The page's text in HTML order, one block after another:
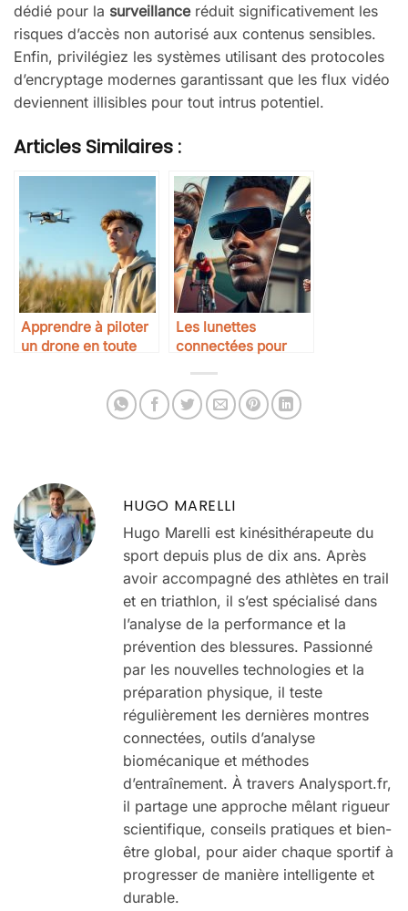
dédié pour la surveillanceréduit significativement les
risques d’accès non autorisé aux contenus sensibles.
Enfin, privilégiez les systèmes utilisant des protocoles
d’encryptage modernes garantissant que les flux vidéo
deviennent illisibles pour tout intrus potentiel.
Articles Similaires :
Apprendre à piloter
un drone en toute
Les lunettes
connectées pour
HUGO MARELLI
Hugo Marelli est kinésithérapeute du
sport depuis plus de dix ans. Après
avoir accompagné des athlètes en trail
et en triathlon, il s’est spécialisé dans
l’analyse de la performance et la
prévention des blessures. Passionné
par les nouvelles technologies et la
préparation physique, il teste
régulièrement les dernières montres
connectées, outils d’analyse
biomécanique et méthodes
d’entraînement. À travers Analysport.fr,
il partage une approche mêlant rigueur
scientifique, conseils pratiques et bien-
être global, pour aider chaque sportif à
progresser de manière intelligente et
durable.